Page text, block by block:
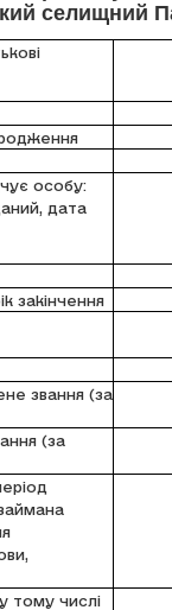
селищний
особу:
дата
закінчення
звання (за
(за
тому числі